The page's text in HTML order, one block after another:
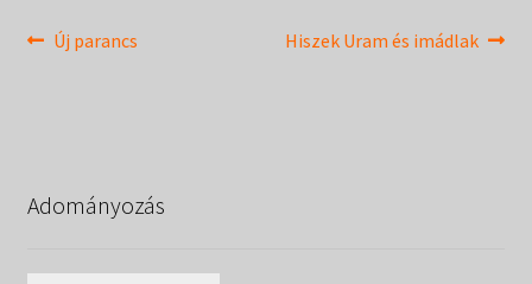
menu
Bejegyzés
Previous
Új parancs
Next
Hiszek Uram és imádlak
Adományozás